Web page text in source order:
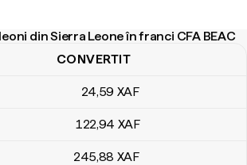
din Sierra Leone în franci CFA BEAC
din Sierra Leone în franci CFA BEAC
CONVERTIT
24,59 XAF
122,94 XAF
245,88 XAF